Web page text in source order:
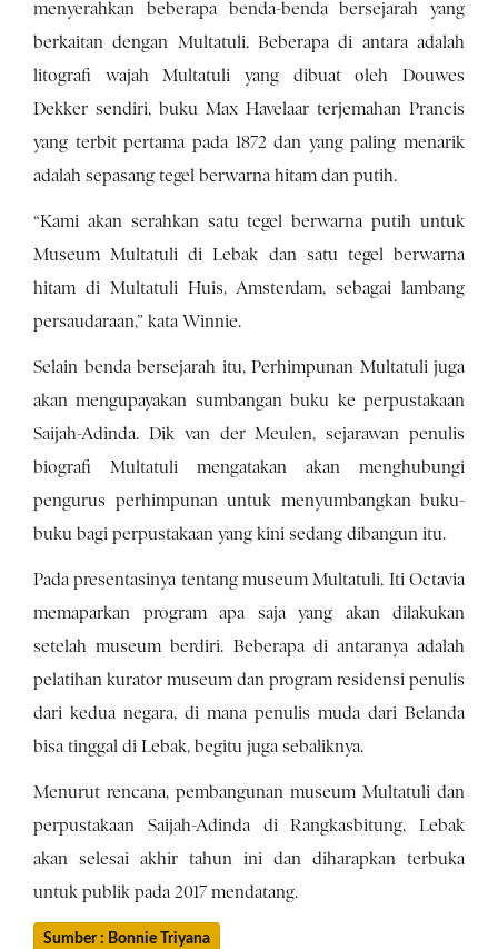
menyerahkan beberapa benda-benda bersejarah yang
berkaitan dengan Multatuli. Beberapa di antara adalah
litografi wajah Multatuli yang dibuat oleh Douwes
Dekker sendiri, buku Max Havelaar terjemahan Prancis
yang terbit pertama pada 1872 dan yang paling menarik
adalah sepasang tegel berwarna hitam dan putih.
“Kami akan serahkan satu tegel berwarna putih untuk
Museum Multatuli di Lebak dan satu tegel berwarna
hitam di Multatuli Huis, Amsterdam, sebagai lambang
persaudaraan,” kata Winnie.
Selain benda bersejarah itu, Perhimpunan Multatuli juga
akan mengupayakan sumbangan buku ke perpustakaan
Saijah-Adinda. Dik van der Meulen, sejarawan penulis
biografi Multatuli mengatakan akan menghubungi
pengurus perhimpunan untuk menyumbangkan buku-
buku bagi perpustakaan yang kini sedang dibangun itu.
Pada presentasinya tentang museum Multatuli, Iti Octavia
memaparkan program apa saja yang akan dilakukan
setelah museum berdiri. Beberapa di antaranya adalah
pelatihan kurator museum dan program residensi penulis
dari kedua negara, di mana penulis muda dari Belanda
bisa tinggal di Lebak, begitu juga sebaliknya.
Menurut rencana, pembangunan museum Multatuli dan
perpustakaan Saijah-Adinda di Rangkasbitung, Lebak
akan selesai akhir tahun ini dan diharapkan terbuka
untuk publik pada 2017 mendatang.
Sumber : Bonnie Triyana